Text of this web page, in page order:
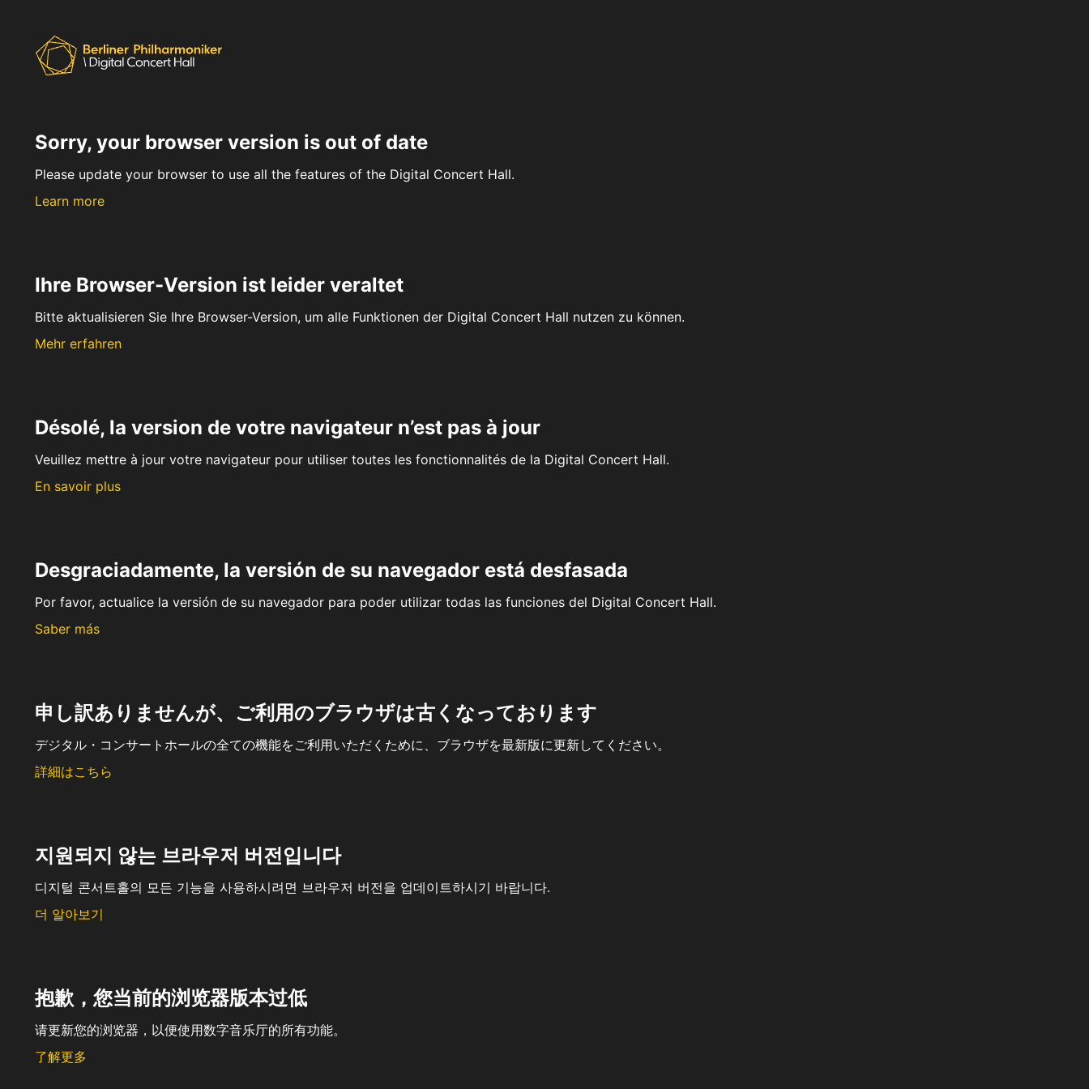
Sorry, your browser version is out of date
Please update your browser to use all the features of the Digital Concert Hall.
Learn more
Ihre Browser-Version ist leider veraltet
Bitte aktualisieren Sie Ihre Browser-Version, um alle Funktionen der Digital Concert Hall nutzen zu können.
Mehr erfahren
Désolé, la version de votre navigateur n’est pas à jour
Veuillez mettre à jour votre navigateur pour utiliser toutes les fonctionnalités de la Digital Concert Hall.
En savoir plus
Desgraciadamente, la versión de su navegador está desfasada
Por favor, actualice la versión de su navegador para poder utilizar todas las funciones del Digital Concert Hall.
Saber más
申し訳ありませんが、ご利用のブラウザは古くなっております
デジタル・コンサートホールの全ての機能をご利用いただくために、ブラウザを最新版に更新してください。
詳細はこちら
지원되지 않는 브라우저 버전입니다
디지털 콘서트홀의 모든 기능을 사용하시려면 브라우저 버전을 업데이트하시기 바랍니다.
더 알아보기
抱歉，您当前的浏览器版本过低
请更新您的浏览器，以便使用数字音乐厅的所有功能。
了解更多